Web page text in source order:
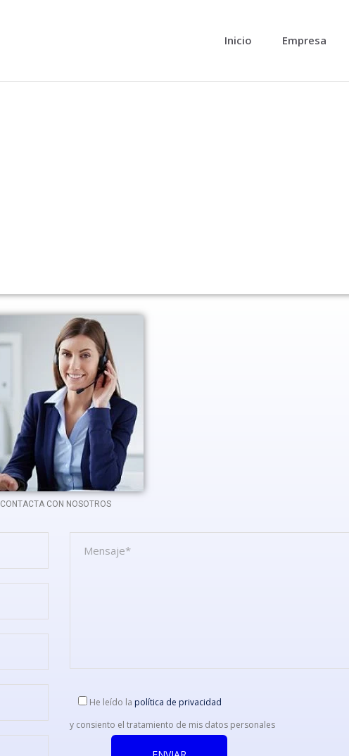
Inicio Empresa
CONTACTA CON NOSOTROS
He leído la política de privacidad
y consiento el tratamiento de mis datos personales